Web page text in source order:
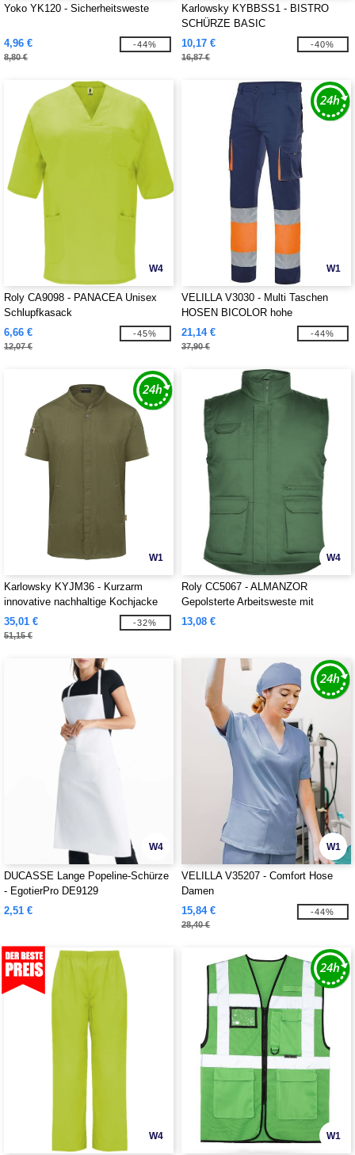
Yoko YK120 - Sicherheitsweste
4,96 €
8,80 €
-44%
Karlowsky KYBBSS1 - BISTRO
SCHÜRZE BASIC
10,17 €
16,87 €
-40%
W4
Roly CA9098 - PANACEA Unisex
Schlupfkasack
6,66 €
12,07 €
-45%
W1
VELILLA V3030 - Multi Taschen
HOSEN BICOLOR hohe
SICHTBARKEIT
21,14 €
37,90 €
-44%
W1
Karlowsky KYJM36 - Kurzarm
innovative nachhaltige Kochjacke
35,01 €
51,15 €
-32%
W4
Roly CC5067 - ALMANZOR
Gepolsterte Arbeitsweste mit
mehreren Taschen und verlängerter
13,08 €
W4
DUCASSE Lange Popeline-Schürze
- EgotierPro DE9129
2,51 €
W1
VELILLA V35207 - Comfort Hose
Damen
15,84 €
28,40 €
-44%
W4 W1